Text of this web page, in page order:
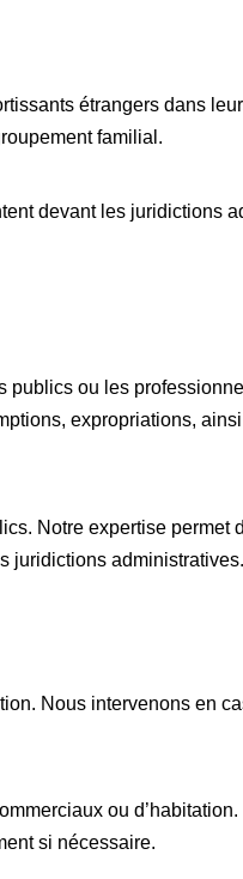
étrangers dans
familial.
devant les juridictions
ou les
expropriations,
Notre expertise permet
juridictions administratives.
Nous intervenons en
ou
si nécessaire.